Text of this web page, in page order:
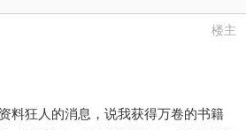
楼主
狂人的消息，说我获得万卷的书籍